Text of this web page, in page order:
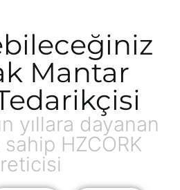
Mantar
yıllara dayanan
HZCORK